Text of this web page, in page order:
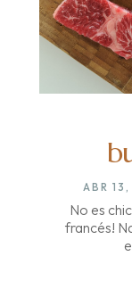
ABR
No es
francés!